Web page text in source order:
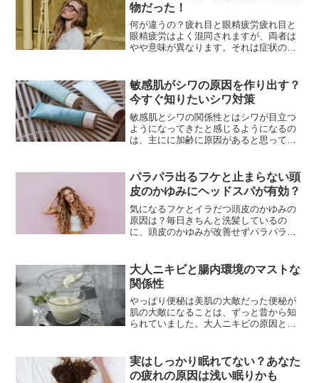
物だった！
何が違うの？疲れ目と眼精疲労疲れ目と
眼精疲労はよく混同されますが、両者は
やや意味が異なります。それは症状の度
の場合は目を休ませたり、保湿したりす
ることで解消するはずです...
敏感肌がシワの原因を作り出す？
今すぐ知りたいシワ対策
敏感肌とシワの関係性とはシワが目立つ
ようになってきたと感じるようになるの
は、主にに加齢に原因があると思ってい
感肌もシワの原因になることがあるので
注意が必要です。敏感肌は...
パラパラ出るフケと止まらない頭
皮のかゆみにヘッドスパが有効？
気になるフケとイラだつ頭皮のかゆみの
原因は？毎日きちんと洗髪しているの
に、頭皮のかゆみが改善せずパラパラと
にあり、普段使用しているシャンプーや
コンディショナーが頭皮に合...
大人ニキビと腸内環境のマストな
関係性
やっぱり便秘は美肌の大敵だった便秘が
肌の大敵になることは、ずっと昔から知
られていました。大人ニキビの原因とな
ターンオーバーのサイクルが崩れてしま
うことで、古い角質が除去...
実はしっかり眠れてない？あなた
の疲れの原因は浅い眠りかも